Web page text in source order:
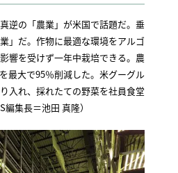
逆の「農業」が米国で話題だ。垂
」だ。作物に最適な環境をアルゴ
響を受けず一年中栽培できる。農
最大で95％削減した。米グーグル
入れ、採れたての野菜を社員食堂
集長＝池田 真隆）